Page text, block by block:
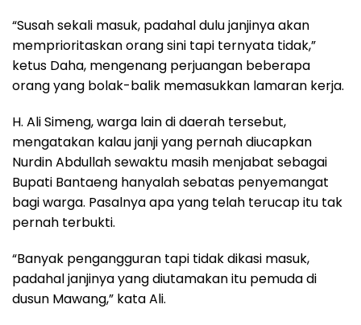
“Susah sekali masuk, padahal dulu janjinya akan
memprioritaskan orang sini tapi ternyata tidak,”
ketus Daha, mengenang perjuangan beberapa
orang yang bolak-balik memasukkan lamaran kerja.
H. Ali Simeng, warga lain di daerah tersebut,
mengatakan kalau janji yang pernah diucapkan
Nurdin Abdullah sewaktu masih menjabat sebagai
Bupati Bantaeng hanyalah sebatas penyemangat
bagi warga. Pasalnya apa yang telah terucap itu tak
pernah terbukti.
“Banyak pengangguran tapi tidak dikasi masuk,
padahal janjinya yang diutamakan itu pemuda di
dusun Mawang,” kata Ali.